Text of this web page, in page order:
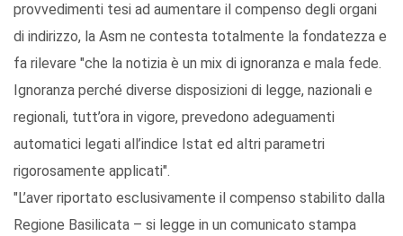
provvedimenti tesi ad aumentare il compenso degli organi
di indirizzo, la Asm ne contesta totalmente la fondatezza e
fa rilevare "che la notizia è un mix di ignoranza e mala fede.
Ignoranza perché diverse disposizioni di legge, nazionali e
regionali, tutt’ora in vigore, prevedono adeguamenti
automatici legati all’indice Istat ed altri parametri
rigorosamente applicati".
"L’aver riportato esclusivamente il compenso stabilito dalla
Regione Basilicata – si legge in un comunicato stampa